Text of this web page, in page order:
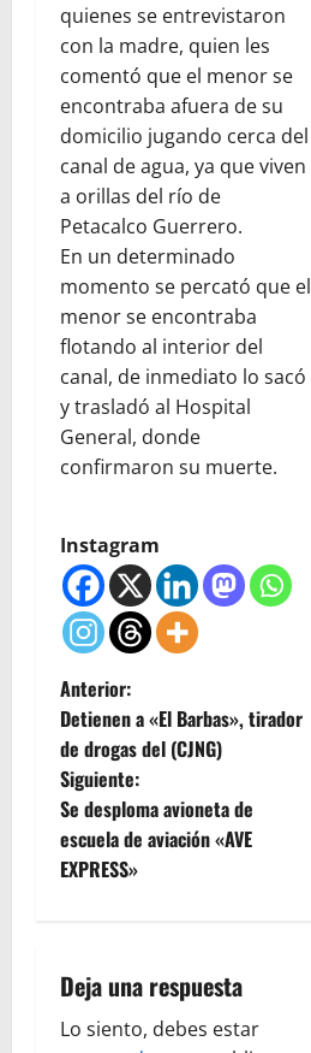
quienes se entrevistaron
con la madre, quien les
comentó que el menor se
encontraba afuera de su
domicilio jugando cerca del
canal de agua, ya que viven
a orillas del río de
Petacalco Guerrero.
En un determinado
momento se percató que el
menor se encontraba
flotando al interior del
canal, de inmediato lo sacó
y trasladó al Hospital
General, donde
confirmaron su muerte.
Instagram
N
a
v
e
c
Anterior:
Detienen a «El Barbas», tirador
de drogas del (CJNG)
Siguiente:
Se desploma avioneta de
escuela de aviación «AVE
EXPRESS»
Deja una respuesta
Lo siento, debes estar